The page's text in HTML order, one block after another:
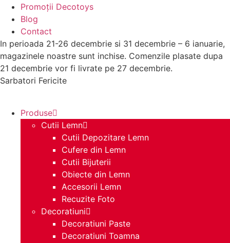
Promoții Decotoys
Blog
Contact
In perioada 21-26 decembrie si 31 decembrie – 6 ianuarie,
magazinele noastre sunt inchise. Comenzile plasate dupa
21 decembrie vor fi livrate pe 27 decembrie.
Sarbatori Fericite
Produse
Cutii Lemn
Cutii Depozitare Lemn
Cufere din Lemn
Cutii Bijuterii
Obiecte din Lemn
Accesorii Lemn
Recuzite Foto
Decoratiuni
Decoratiuni Paste
Decoratiuni Toamna